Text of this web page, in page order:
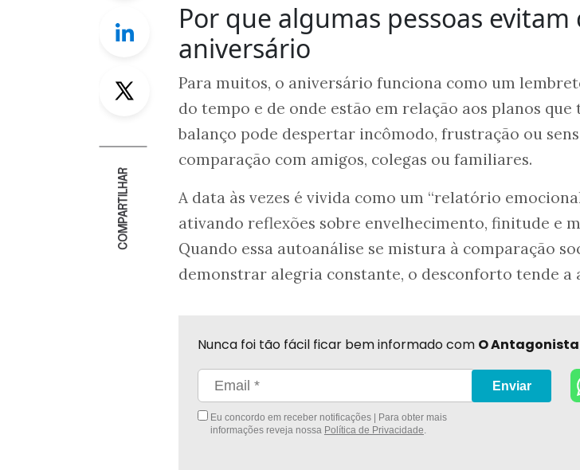
Linkedin
Twitter
COMPARTILHAR
Por que algumas pessoas
aniversário
Para muitos, o aniversário funciona como um
do tempo e de onde estão em relação aos planos que
balanço pode despertar incômodo, frustração ou
comparação com amigos, colegas ou familiares.
A data às vezes é vivida como um “relatório
ativando reflexões sobre envelhecimento, finitude e
Quando essa autoanálise se mistura à comparação
demonstrar alegria constante, o desconforto tende a
Nunca foi tão fácil ficar bem informado com O Antagonista
Eu concordo em receber notificações | Para obter mais
informações reveja nossa Política de Privacidade.
Enviar